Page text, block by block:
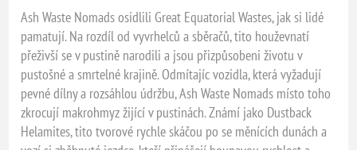
Ash Waste Nomads osidlili Great Equatorial Wastes, jak si lidé
pamatují. Na rozdíl od vyvrhelců a sběračů, tito houževnatí
přeživší se v pustině narodili a jsou přizpůsobeni životu v
pustošné a smrtelné krajině. Odmítajíc vozidla, která vyžadují
pevné dílny a rozsáhlou údržbu, Ash Waste Nomads místo toho
zkrocují makrohmyz žijící v pustinách. Známí jako Dustback
Helamites, tito tvorové rychle skáčou po se měnících dunách a